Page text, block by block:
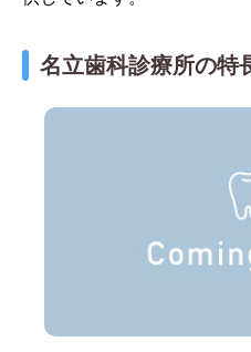
名立歯科診療所の特